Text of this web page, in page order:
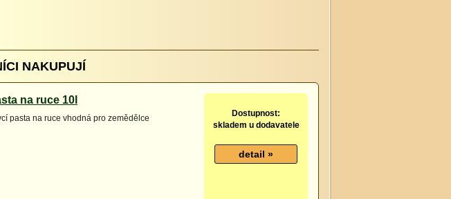
NAKUPUJÍ
na ruce 10l
pasta na ruce vhodná pro zemědělce
Dostupnost:
skladem u dodavatele